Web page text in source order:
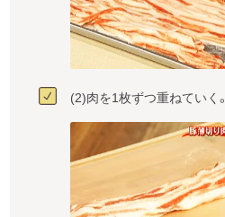
(2)肉を1枚ずつ重ねていく。